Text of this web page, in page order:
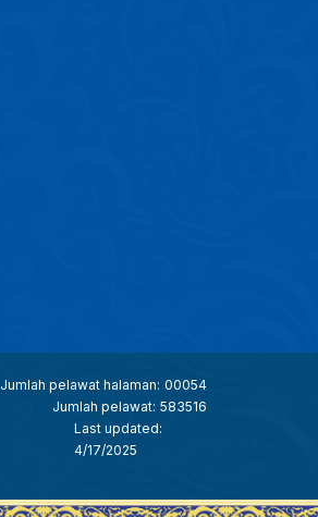
Jumlah pelawat halaman: 00054
Jumlah pelawat: 583516
Last updated:
4/17/2025